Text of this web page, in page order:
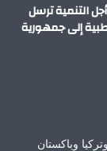
التنمية ترسل
إلى جمهورية
وباكستان